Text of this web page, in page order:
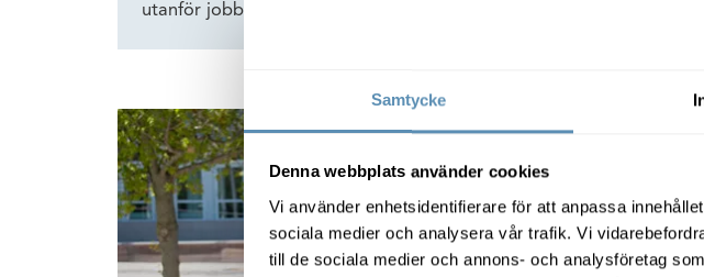
Samtycke
Denna webbplats använder cookies
Vi använder enhetsidentifierare för att anpassa
sociala medier och analysera vår trafik. Vi
till de sociala medier och annons- och analysföretag
utanför jobbtid, men även på arbetsplatsen finns det mängder med
Malmö Works – för schysstare jobbresor